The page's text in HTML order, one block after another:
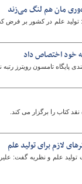
مان هم لنگ می‌زند
علم در کشور بر فرض که
خود اختصاص داد
پایگاه تامسون رویترز
کتاب را برگزار می کند.
لازم برای تولید علم
تولید علم و نظریه گفت: